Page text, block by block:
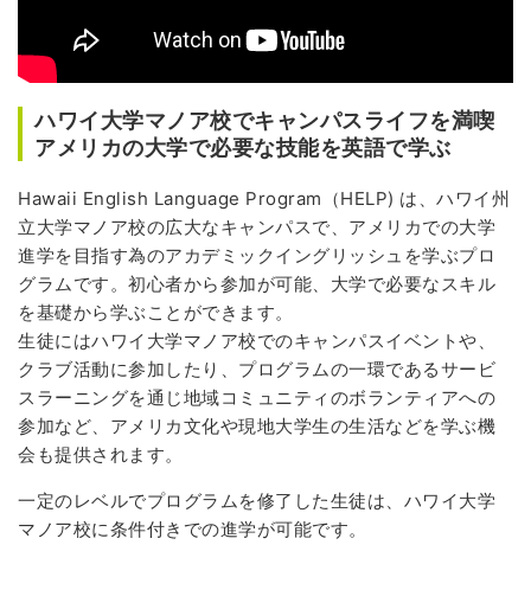
ハワイ大学マノア校でキャンパスライフを満喫
アメリカの大学で必要な技能を英語で学ぶ
Hawaii English Language Program（HELP) は、ハワイ州
立大学マノア校の広大なキャンパスで、アメリカでの大学
進学を目指す為のアカデミックイングリッシュを学ぶプロ
グラムです。初心者から参加が可能、大学で必要なスキル
を基礎から学ぶことができます。
生徒にはハワイ大学マノア校でのキャンパスイベントや、
クラブ活動に参加したり、プログラムの一環であるサービ
スラーニングを通じ地域コミュニティのボランティアへの
参加など、アメリカ文化や現地大学生の生活などを学ぶ機
会も提供されます。
一定のレベルでプログラムを修了した生徒は、ハワイ大学
マノア校に条件付きでの進学が可能です。